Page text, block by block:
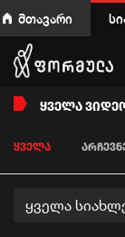
მთავარი
ᲧᲕᲔᲚᲐ
ᲧᲕᲔᲚᲐ
ყველა